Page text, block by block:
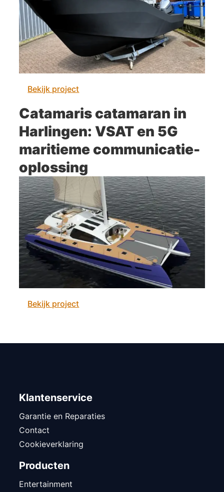
Bekijk project
Catamaris catamaran in
Harlingen: VSAT en 5G
maritieme communicatie-
oplossing
Bekijk project
Klantenservice
Garantie en Reparaties
Contact
Cookieverklaring
Producten
Entertainment